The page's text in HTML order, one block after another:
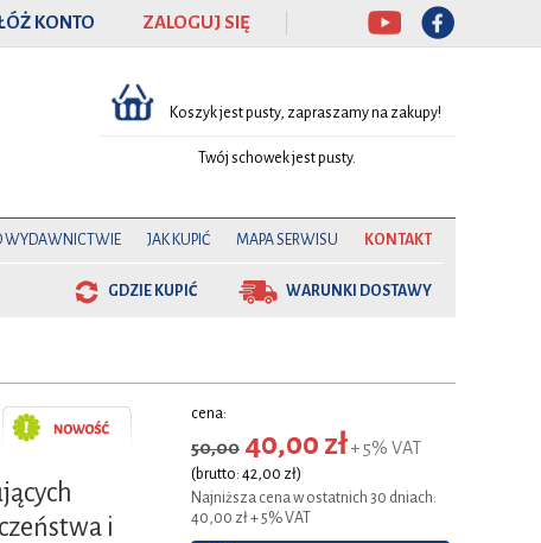
ZALOGUJ SIĘ
KONTO
Koszyk jest pusty, zapraszamy na zakupy!
Twój schowek jest pusty.
WYDAWNICTWIE JAK KUPIĆ MAPA SERWISU KONTAKT
GDZIE KUPIĆ WARUNKI DOSTAWY
i
cena:
50,00 40,00 zł+ 5% VAT
(brutto: 42,00 zł)
Najniższa cena w ostatnich 30 dniach:
40,00 zł + 5% VAT